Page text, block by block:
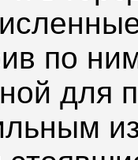
по
для